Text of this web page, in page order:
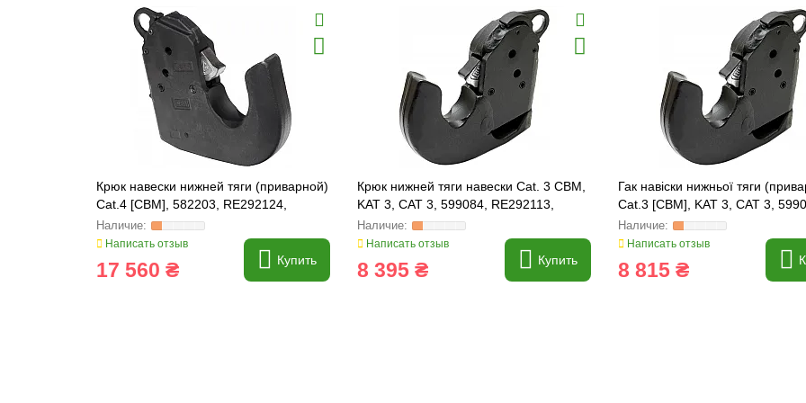
Крюк навески нижней тяги (приварной)
Cat.4 [CBM], 582203, RE292124,
RE292125, 87549255, 87549256
Написать отзыв
17 560 ₴ Купить
Крюк нижней тяги навески Cat. 3 CBM,
KAT 3, CAT 3, 599084, RE292113,
RE292114, 87315107
Написать отзыв
8 395 ₴ Купить
Гак навіски нижньої тяги
Cat.3 [CBM], KAT 3, CAT 3,
RE292113, RE292114, 87315107
Написать отзыв
8 815 ₴